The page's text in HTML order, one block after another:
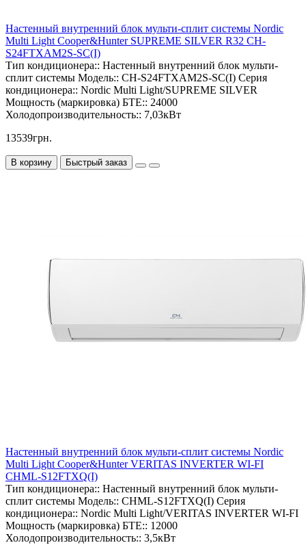
Настенный внутренний блок мульти-сплит системы Nordic
Multi Light Cooper&Hunter SUPREME SILVER R32 CH-
S24FTXAM2S-SC(I)
Тип кондиционера:: Настенный внутренний блок мульти-
сплит системы Модель:: CH-S24FTXAM2S-SC(I) Серия
кондиционера:: Nordic Multi Light/SUPREME SILVER
Мощность (маркировка) БТЕ:: 24000
Холодопроизводительность:: 7,03кВт
13539грн.
В корзину Быстрый заказ
Настенный внутренний блок мульти-сплит системы Nordic
Multi Light Cooper&Hunter VERITAS INVERTER WI-FI
CHML-S12FTXQ(I)
Тип кондиционера:: Настенный внутренний блок мульти-
сплит системы Модель:: CHML-S12FTXQ(I) Серия
кондиционера:: Nordic Multi Light/VERITAS INVERTER WI-FI
Мощность (маркировка) БТЕ:: 12000
Холодопроизводительность:: 3,5кВт